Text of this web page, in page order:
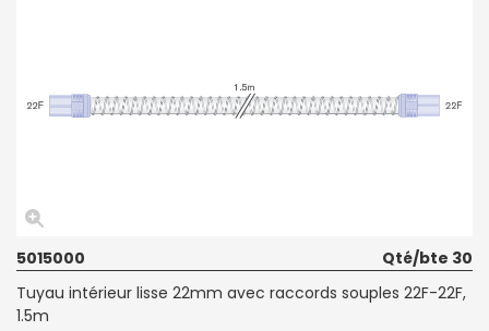
5015000
Qté/bte 30
Tuyau intérieur lisse 22mm avec raccords souples 22F-22F,
1.5m